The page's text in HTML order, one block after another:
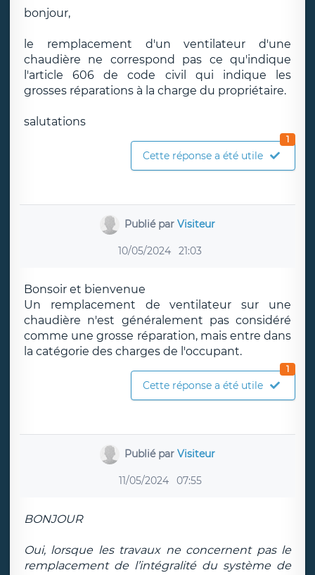
bonjour,
le remplacement d'un ventilateur d'une
chaudière ne correspond pas ce qu'indique
l'article 606 de code civil qui indique les
grosses réparations à la charge du propriétaire.
salutations
Cette réponse a été utile
1
Publié parVisiteur
10/05/2024 21:03
Bonsoir et bienvenue
Un remplacement de ventilateur sur une
chaudière n'est généralement pas considéré
comme une grosse réparation, mais entre dans
la catégorie des charges de l'occupant.
Cette réponse a été utile
1
Publié parVisiteur
11/05/2024 07:55
BONJOUR
Oui, lorsque les travaux ne concernent pas le
remplacement de l’intégralité du système de